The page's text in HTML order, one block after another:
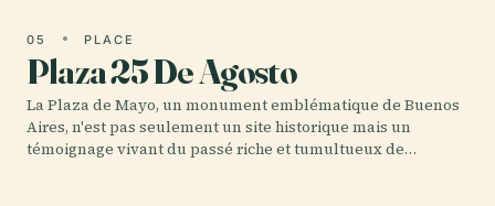
05 PLACE
Plaza 25 De Agosto
La Plaza de Mayo, un monument emblématique de Buenos
Aires, n'est pas seulement un site historique mais un
témoignage vivant du passé riche et tumultueux de…